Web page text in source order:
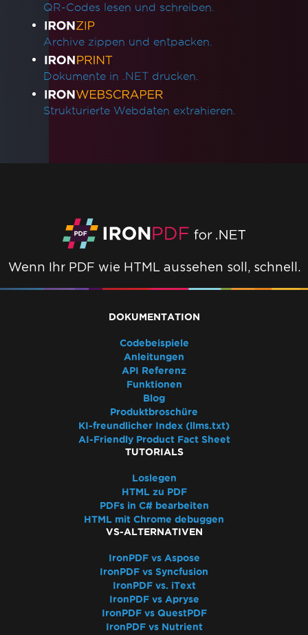
QR-Codes lesen und schreiben.
Archive zippen und entpacken.
Dokumente in .NET drucken.
Strukturierte Webdaten extrahieren.
Wenn Ihr PDF wie HTML aussehen soll, schnell.
DOKUMENTATION
Codebeispiele
Anleitungen
API Referenz
Funktionen
Blog
Produktbroschüre
KI-freundlicher Index (llms.txt)
AI-Friendly Product Fact Sheet
TUTORIALS
Loslegen
HTML zu PDF
PDFs in C# bearbeiten
HTML mit Chrome debuggen
VS-ALTERNATIVEN
IronPDF vs Aspose
IronPDF vs Syncfusion
IronPDF vs. iText
IronPDF vs Apryse
IronPDF vs QuestPDF
IronPDF vs Nutrient